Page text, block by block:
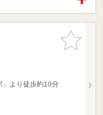
お気に入
りに追加
」より徒歩約10分